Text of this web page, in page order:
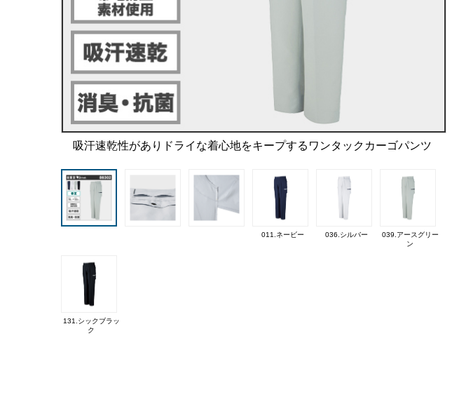
吸汗速乾性がありドライな着心地をキープするワンタックカーゴパンツ
011.ネービー 036.シルバー
039.アースグリー
ン
131.シックブラッ
ク